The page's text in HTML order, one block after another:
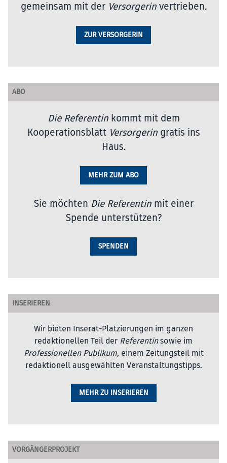
gemeinsam mit der Versorgerinvertrieben.
ZUR VERSORGERIN
ABO
Die Referentinkommt mit dem
Kooperationsblatt Versorgeringratis ins
Haus.
MEHR ZUM ABO
Sie möchten Die Referentinmit einer
Spende unterstützen?
SPENDEN
INSERIEREN
Wir bieten Inserat-Platzierungen im ganzen
redaktionellen Teil der Referentinsowie im
Professionellen Publikum, einem Zeitungsteil mit
redaktionell ausgewählten Veranstaltungstipps.
MEHR ZU INSERIEREN
VORGÄNGERPROJEKT